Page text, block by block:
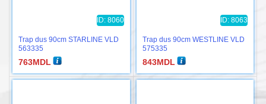
ID: 8060
Trap dus 90cm STARLINE VLD
563335
763MDL
ID: 8063
Trap dus 90cm WESTLINE VLD
575335
843MDL